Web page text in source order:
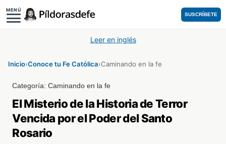
MENÚ
SUSCRÍBETE
Leer en inglés
Inicio›Conoce tu Fe Católica›Caminando en la fe
Categoría:Caminando en la fe
El Misterio de la Historia de Terror
Vencida por el Poder del Santo
Rosario